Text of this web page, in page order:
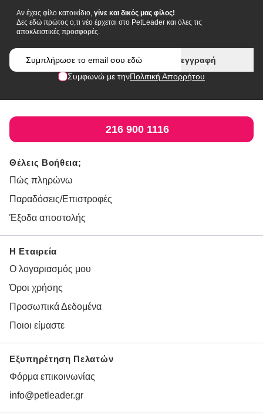
Αν έχεις φίλο κατοικίδιο, γίνε και δικός μας φίλος!
Δες εδώ πρώτος ο,τι νέο έρχεται στο PetLeader και όλες τις
αποκλειστικές προσφορές.
εγγραφή
Συμφωνώ με τηνΠολιτική Απορρήτου
216 900 1116
Θέλεις Βοήθεια;
Πώς πληρώνω
Παραδόσεις/Επιστροφές
Έξοδα αποστολής
Η Εταιρεία
Ο λογαριασμός μου
Όροι χρήσης
Προσωπικά Δεδομένα
Ποιοι είμαστε
Εξυπηρέτηση Πελατών
Φόρμα επικοινωνίας
info@petleader.gr